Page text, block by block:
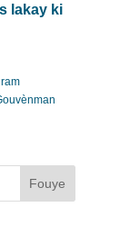
lakay ki